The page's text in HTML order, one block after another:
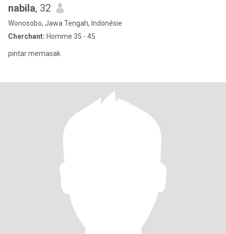
nabila, 32
Wonosobo, Jawa Tengah, Indonésie
Cherchant: Homme 35 - 45
pintar memasak